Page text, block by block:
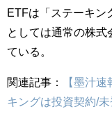
ETFは「ステーキン
としては通常の株
ている。
関連記事：
【墨汁
キングは投資契約/